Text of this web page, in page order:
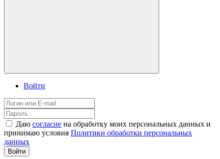
Войти
Даю согласие на обработку моих персональных данных и
принимаю условия Политики обработки персональных
данных
Войти